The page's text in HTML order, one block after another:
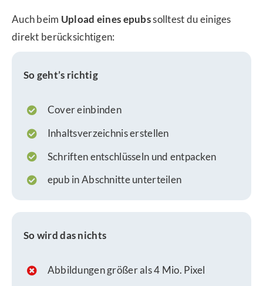
Auch beim Upload eines epubssolltest du einiges
direkt berücksichtigen:
So geht’s richtig
Cover einbinden
Inhaltsverzeichnis erstellen
Schriften entschlüsseln und entpacken
epub in Abschnitte unterteilen
So wird das nichts
Abbildungen größer als 4 Mio. Pixel